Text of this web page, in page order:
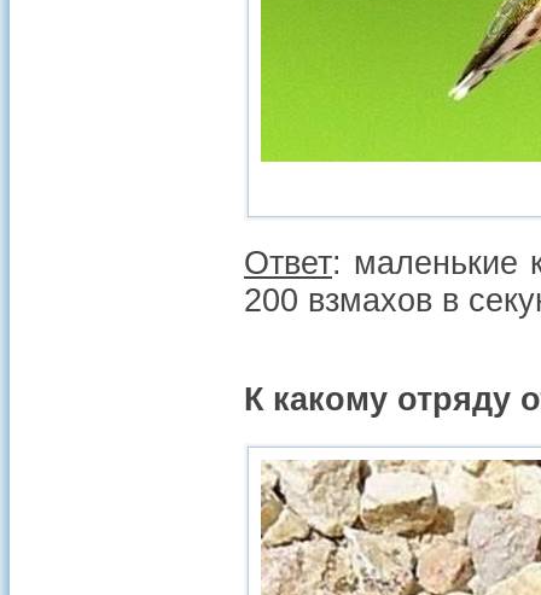
Ответ: маленькие
200 взмахов в
К какому отряду